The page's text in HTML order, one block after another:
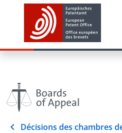
Décisions des chambres